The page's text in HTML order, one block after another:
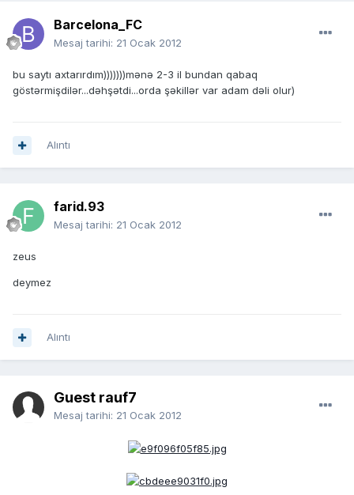
Barcelona_FC
Mesaj tarihi: 21 Ocak 2012
bu saytı axtarırdım)))))))mənə 2-3 il bundan qabaq
göstərmişdilər...dəhşətdi...orda şəkillər var adam dəli olur)
Alıntı
farid.93
Mesaj tarihi: 21 Ocak 2012
zeus
deymez
Alıntı
Guest rauf7
Mesaj tarihi: 21 Ocak 2012